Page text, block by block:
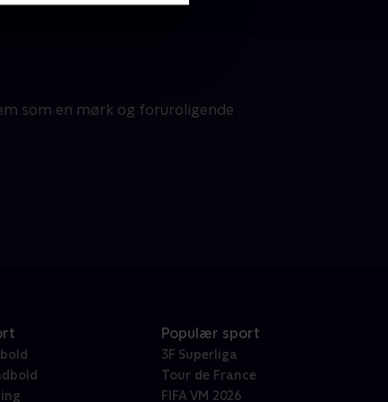
som en mørk og foruroligende
Populær sport
3F Superliga
Tour de France
FIFA VM 2026